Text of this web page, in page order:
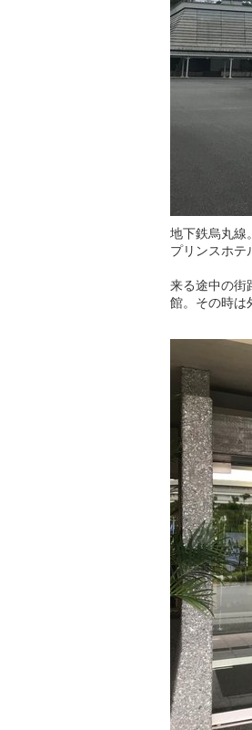
地下鉄烏丸線
プリンスホテ
来る途中の街
館。その時は